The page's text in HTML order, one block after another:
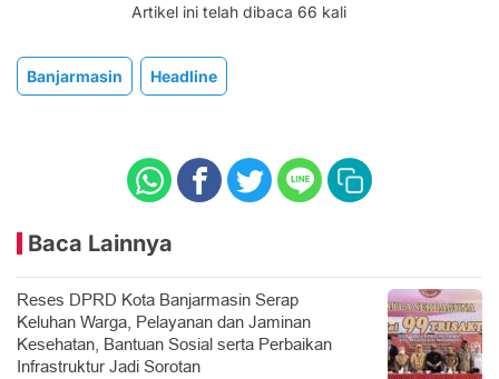
Artikel ini telah dibaca 66 kali
Banjarmasin Headline
Baca Lainnya
Reses DPRD Kota Banjarmasin Serap
Keluhan Warga, Pelayanan dan Jaminan
Kesehatan, Bantuan Sosial serta Perbaikan
Infrastruktur Jadi Sorotan